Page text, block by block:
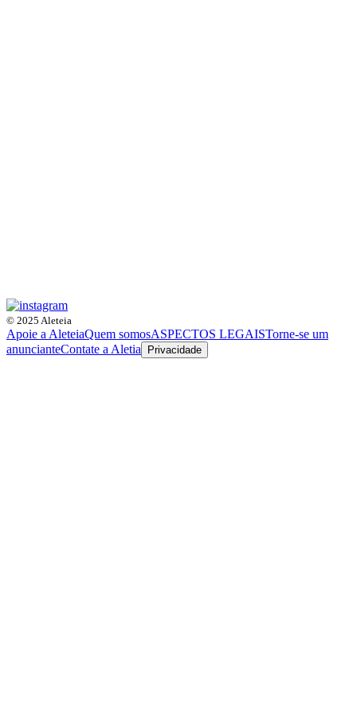
© 2025 Aleteia
Apoie a AleteiaQuem somosASPECTOS LEGAISTorne-se um
anuncianteContate a Aletia Privacidade